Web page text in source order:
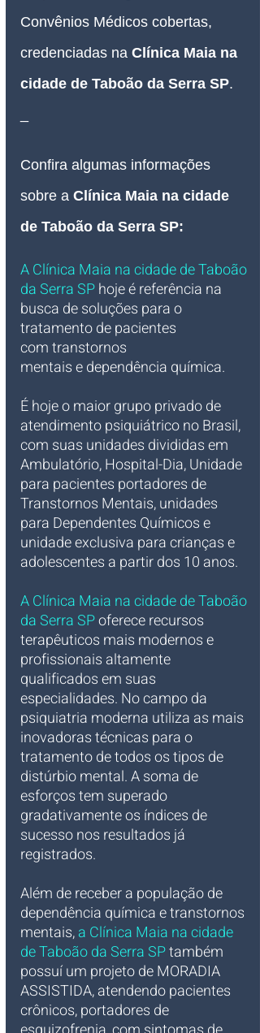
Convênios Médicos cobertas,
credenciadas na Clínica Maia na
cidade de Taboão da Serra SP.
Confira algumas informações
sobre a Clínica Maia na cidade
de Taboão da Serra SP:
A Clínica Maia na cidade de Taboão
da Serra SPhoje é referência na
busca de soluções para o
tratamento de pacientes
com transtornos
mentais e dependência química.
É hoje o maior grupo privado de
atendimento psiquiátrico no Brasil,
com suas unidades divididas em
Ambulatório, Hospital-Dia, Unidade
para pacientes portadores de
Transtornos Mentais, unidades
para Dependentes Químicos e
unidade exclusiva para crianças e
adolescentes a partir dos 10 anos.
A Clínica Maia na cidade de Taboão
da Serra SP oferece recursos
terapêuticos mais modernos e
profissionais altamente
qualificados em suas
especialidades. No campo da
psiquiatria moderna utiliza as mais
inovadoras técnicas para o
tratamento de todos os tipos de
distúrbio mental. A soma de
esforços tem superado
gradativamente os índices de
sucesso nos resultados já
registrados.
Além de receber a população de
dependência química e transtornos
mentais, a Clínica Maia na cidade
de Taboão da Serra SP também
possuí um projeto de MORADIA
ASSISTIDA, atendendo pacientes
crônicos, portadores de